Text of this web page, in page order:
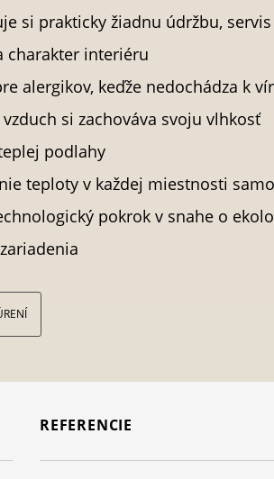
si prakticky žiadnu údržbu, servis
charakter interiéru
alergikov, keďže nedochádza k
si zachováva svoju vlhkosť
podlahy
teploty v každej miestnosti
pokrok v snahe o
REFERENCIE